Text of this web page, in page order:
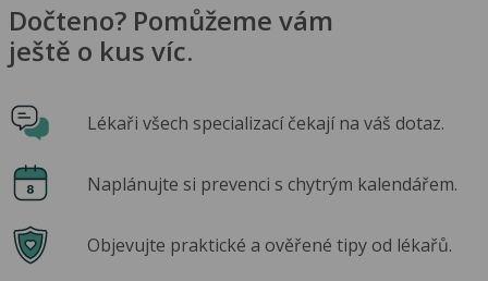
Dočteno? Pomůžeme vám
ještě o kus víc.
Lékaři všech specializací čekají na váš dotaz.
Naplánujte si prevenci s chytrým kalendářem.
Objevujte praktické a ověřené tipy od lékařů.